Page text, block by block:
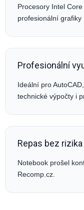
Procesory Intel
profesionální grafiky
Profesionální
Ideální pro
technické výpočty i
Repas bez rizika
Notebook prošel
Recomp.cz.